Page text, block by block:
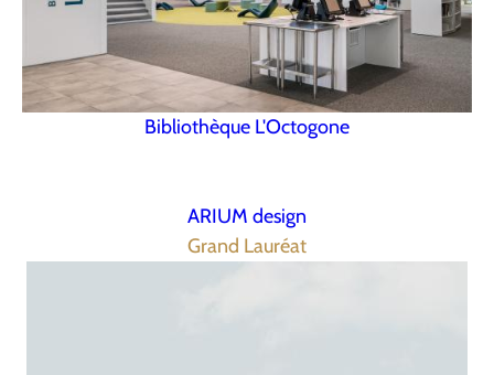
Bibliothèque L'Octogone
ARIUM design
Grand Lauréat